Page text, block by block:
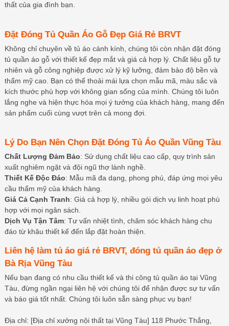
thất của gia đình bạn.
Đặt Đóng Tủ Quần Áo Gỗ Đẹp Giá Rẻ BRVT
Không chỉ chuyên về tủ áo cánh kính, chúng tôi còn nhận đặt đóng
tủ quần áo gỗ với thiết kế đẹp mắt và giá cả hợp lý. Chất liệu gỗ tự
nhiên và gỗ công nghiệp được xử lý kỹ lưỡng, đảm bảo độ bền và
thẩm mỹ cao. Bạn có thể thoải mái lựa chọn mẫu mã, màu sắc và
kích thước phù hợp với không gian sống của mình. Chúng tôi luôn
lắng nghe và hiện thực hóa mọi ý tưởng của khách hàng, mang đến
sản phẩm cuối cùng vượt trên cả mong đợi.
Lý Do Bạn Nên Chọn Đặt Đóng Tủ Áo Quần Vũng Tàu
Chất Lượng Đảm Bảo: Sử dụng chất liệu cao cấp, quy trình sản
xuất nghiêm ngặt và đội ngũ thợ lành nghề.
Thiết Kế Độc Đáo: Mẫu mã đa dạng, phong phú, đáp ứng mọi yêu
cầu thẩm mỹ của khách hàng.
Giá Cả Cạnh Tranh: Giá cả hợp lý, nhiều gói dịch vụ linh hoạt phù
hợp với mọi ngân sách.
Dịch Vụ Tận Tâm: Tư vấn nhiệt tình, chăm sóc khách hàng chu
đáo từ khâu thiết kế đến lắp đặt hoàn thiện.
Liên hệ làm tủ áo giá rẻ BRVT, đóng tủ quần áo đẹp ở
Bà Rịa Vũng Tàu
Nếu bạn đang có nhu cầu thiết kế và thi công tủ quần áo tại Vũng
Tàu, đừng ngần ngại liên hệ với chúng tôi để nhận được sự tư vấn
và báo giá tốt nhất. Chúng tôi luôn sẵn sàng phục vụ bạn!
Địa chỉ: [Địa chỉ xưởng nội thất tại Vũng Tàu] 118 Phước Thắng,